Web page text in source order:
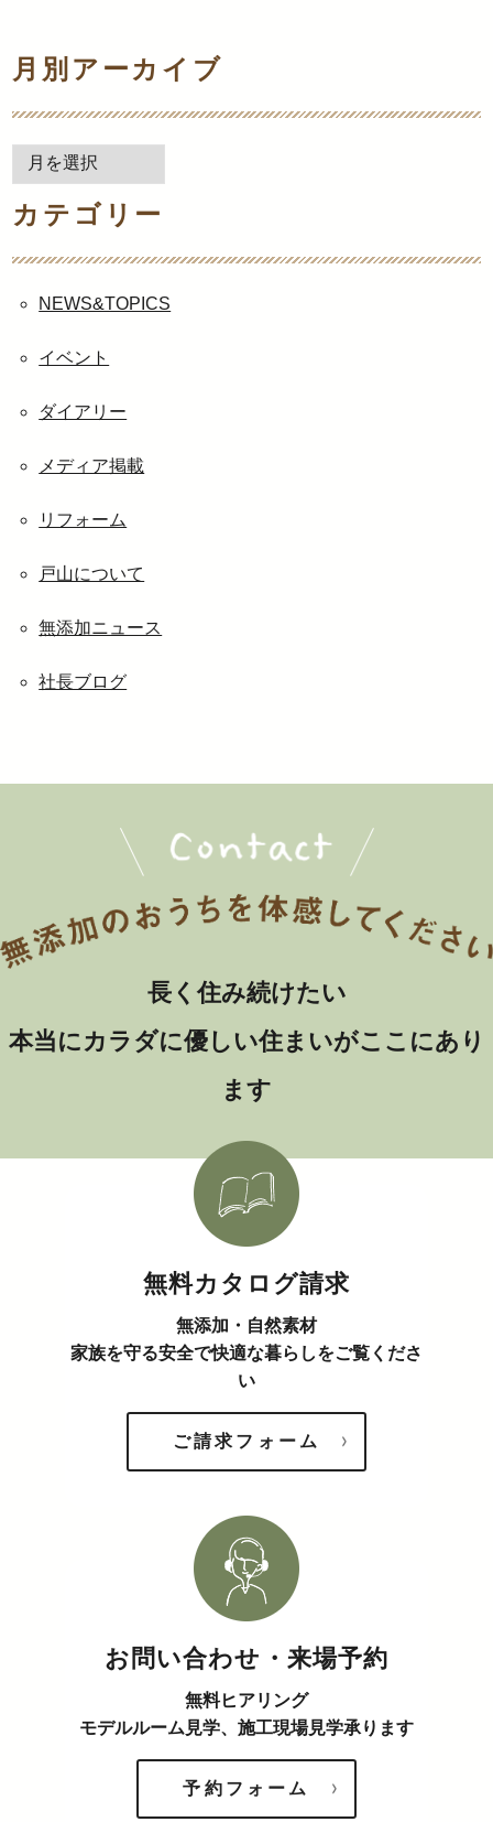
月別アーカイブ
別
ア
カ
カテゴリー
NEWS&TOPICS
イベント
ダイアリー
メディア掲載
リフォーム
戸山について
無添加ニュース
社長ブログ
長く住み続けたい
本当にカラダに優しい住まいがここにあり
ます
無料カタログ請求
無添加・自然素材
家族を守る安全で快適な暮らしをご覧くださ
い
ご請求フォーム
お問い合わせ・来場予約
無料ヒアリング
モデルルーム見学、施工現場見学承ります
予約フォーム